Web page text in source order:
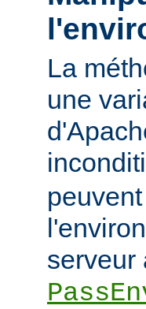
La
une
serveur